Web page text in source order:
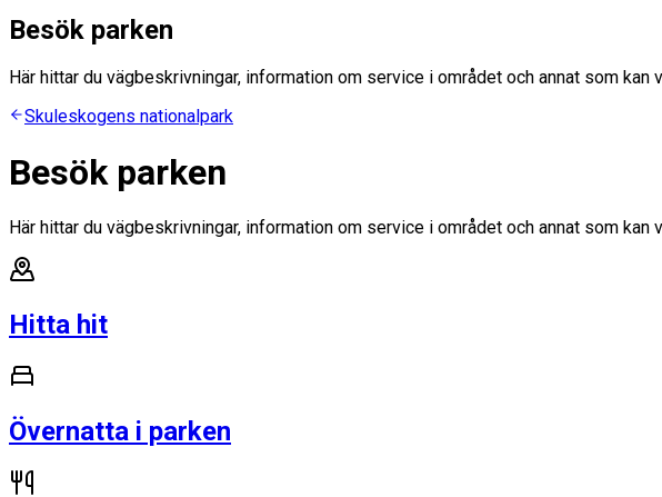
Besök parken
Här hittar du vägbeskrivningar, information om service i området och annat som
Skuleskogens nationalpark
Besök parken
Här hittar du vägbeskrivningar, information om service i området och annat som
Hitta hit
Övernatta i parken